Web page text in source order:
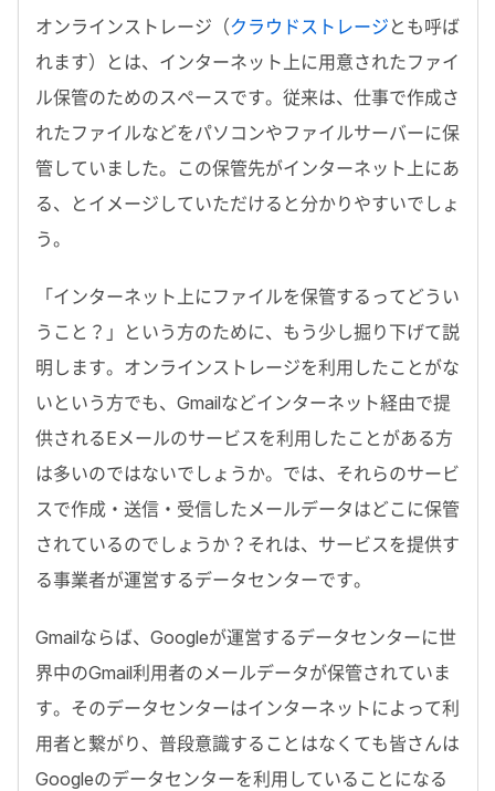
オンラインストレージ（クラウドストレージ とも呼ば
れます）とは、インターネット上に用意されたファイ
ル保管のためのスペースです。従来は、仕事で作成さ
れたファイルなどをパソコンやファイルサーバーに保
管していました。この保管先がインターネット上にあ
る、とイメージしていただけると分かりやすいでしょ
う。
「インターネット上にファイルを保管するってどうい
うこと？」という方のために、もう少し掘り下げて説
明します。オンラインストレージを利用したことがな
いという方でも、Gmailなどインターネット経由で提
供されるEメールのサービスを利用したことがある方
は多いのではないでしょうか。では、それらのサービ
スで作成・送信・受信したメールデータはどこに保管
されているのでしょうか？それは、サービスを提供す
る事業者が運営するデータセンターです。
Gmailならば、Googleが運営するデータセンターに世
界中のGmail利用者のメールデータが保管されていま
す。そのデータセンターはインターネットによって利
用者と繋がり、普段意識することはなくても皆さんは
Googleのデータセンターを利用していることになる